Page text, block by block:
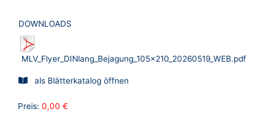
DOWNLOADS
MLV_Flyer_DINlang_Bejagung_105x210_20260519_WEB.pdf
als Blätterkatalog öffnen
Preis: 0,00 €